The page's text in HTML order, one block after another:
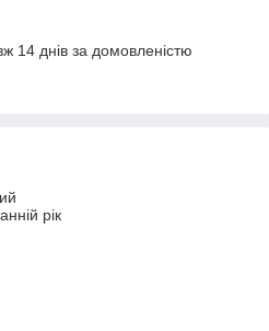
14 днів за домовленістю
рік